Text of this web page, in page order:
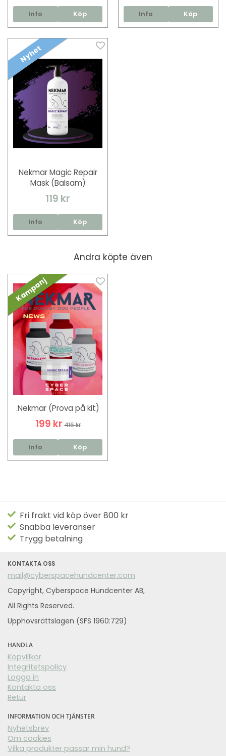
Info Köp Info Köp
Nyhet
Nekmar Magic Repair
Mask (Balsam)
119 kr
Info Köp
Andra köpte även
Kampanj
.Nekmar (Prova på kit)
199 kr 416 kr
Info Köp
Fri frakt vid köp över 800 kr
Snabba leveranser
Trygg betalning
KONTAKTA OSS
mail@cyberspacehundcenter.com
Copyright, Cyberspace Hundcenter AB,
All Rights Reserved.
Upphovsrättslagen (SFS 1960:729)
HANDLA
Köpvillkor
Integritetspolicy
Logga in
Kontakta oss
Retur
INFORMATION OCH TJÄNSTER
Nyhetsbrev
Om cookies
Vilka produkter passar min hund?